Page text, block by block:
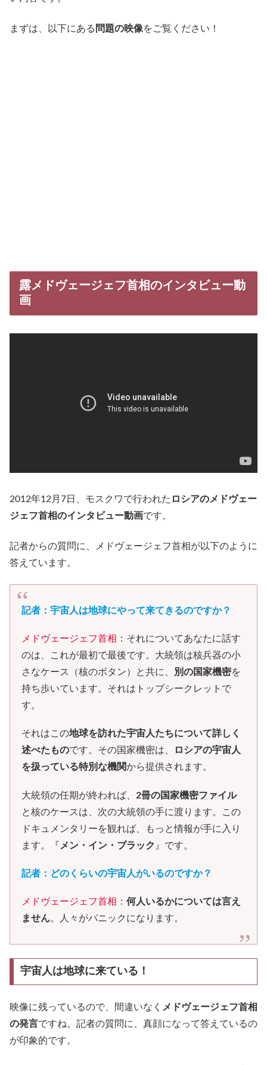
まずは、以下にある 問題の映像をご覧ください！
露メドヴェージェフ首相のインタビュー動
画
2012年12月7日、モスクワで行われた ロシアのメドヴェー
ジェフ首相のインタビュー動画です。
記者からの質問に、メドヴェージェフ首相が以下のように
答えています。
記者：宇宙人は地球にやって来てきるのですか？
メドヴェージェフ首相 ：それについてあなたに話す
のは、これが最初で最後です。大統領は核兵器の小
さなケース（核のボタン）と共に、 別の国家機密を
持ち歩いています。それはトップシークレットで
す。
それはこの地球を訪れた宇宙人たちについて詳しく
述べたものです。その国家機密は、
ロシアの宇宙人
を扱っている特別な機関から提供されます。
大統領の任期が終われば、 2冊の国家機密ファイル
と核のケースは、次の大統領の手に渡ります。この
ドキュメンタリーを観れば、もっと情報が手に入り
ます。『 メン・イン・ブラック 』です。
記者：どのくらいの宇宙人がいるのですか？
メドヴェージェフ首相：何人いるかについては言え
ません。人々がパニックになります。
宇宙人は地球に来ている！
映像に残っているので、間違いなく メドヴェージェフ首相
の発言ですね。記者の質問に、真顔になって答えているの
が印象的です。